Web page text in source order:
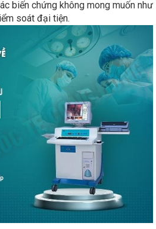
biến chứng không mong muốn như
soát đại tiện.